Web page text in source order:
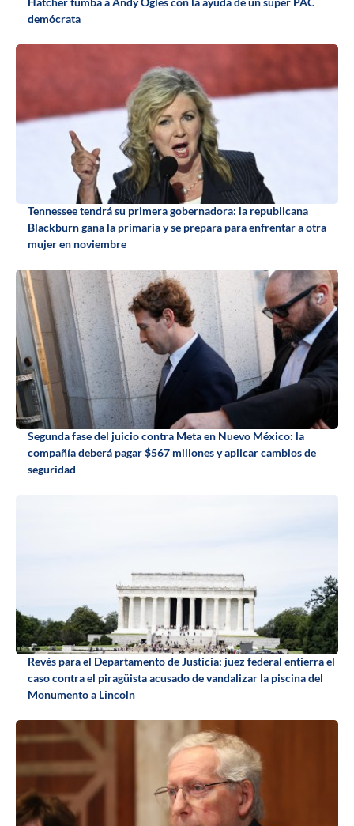
demócrata
Tennessee tendrá su primera gobernadora: la republicana
Blackburn gana la primaria y se prepara para enfrentar a otra
mujer en noviembre
Segunda fase del juicio contra Meta en Nuevo México: la
compañía deberá pagar $567 millones y aplicar cambios de
seguridad
Revés para el Departamento de Justicia: juez federal entierra el
caso contra el piragüista acusado de vandalizar la piscina del
Monumento a Lincoln